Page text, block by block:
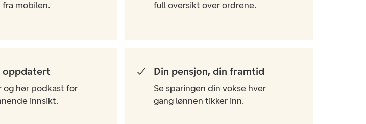
mobilen.
full oversikt over ordrene.
oppdatert​
og hør podkast for
innsikt.
Din pensjon, din framtid
Se sparingen din vokse hver
gang lønnen tikker inn.